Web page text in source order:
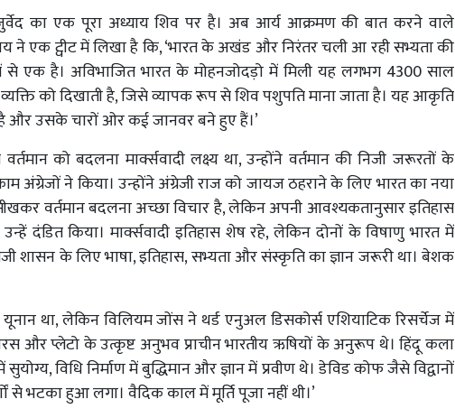
का एक पूरा अध्याय शिव पर है। अब आर्य आक्रमण की बात करने वाले
ने एक ट्वीट में लिखा है कि, ‘भारत के अखंड और निरंतर चली आ रही सभ्यता की
से एक है। अविभाजित भारत के मोहनजोदड़ो में मिली यह लगभग 4300 साल
को दिखाती है, जिसे व्यापक रूप से शिव पशुपति माना जाता है। यह आकृति
और उसके चारों ओर कई जानवर बने हुए हैं।’
को बदलना मार्क्सवादी लक्ष्य था, उन्होंने वर्तमान की निजी जरूरतों के
अंग्रेजों ने किया। उन्होंने अंग्रेजी राज को जायज ठहराने के लिए भारत का नया
वर्तमान बदलना अच्छा विचार है, लेकिन अपनी आवश्यकतानुसार इतिहास
दंडित किया। मार्क्सवादी इतिहास शेष रहे, लेकिन दोनों के विषाणु भारत में
शासन के लिए भाषा, इतिहास, सभ्यता और संस्कृति का ज्ञान जरूरी था। बेशक
था, लेकिन विलियम जोंस ने थर्ड एनुअल डिसकोर्स एशियाटिक रिसर्चेज में
और प्लेटो के उत्कृष्ट अनुभव प्राचीन भारतीय ऋषियों के अनुरूप थे। हिंदू कला
विधि निर्माण में बुद्धिमान और ज्ञान में प्रवीण थे। डेविड कोफ जैसे विद्वानों
से भटका हुआ लगा। वैदिक काल में मूर्ति पूजा नहीं थी।’